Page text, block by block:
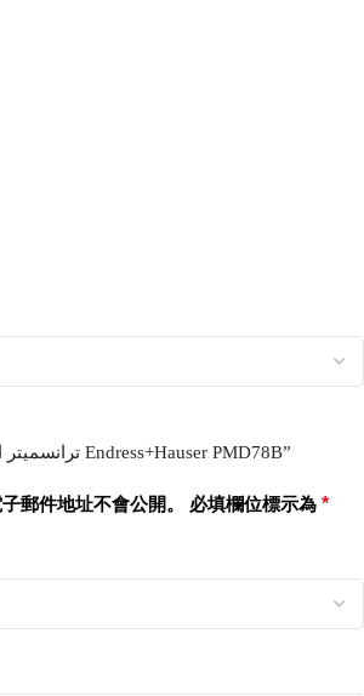
搶先評價 “ترانسمیتر اختلاف فشار Endress+Hauser PMD78B”
郵件地址不會公開。 必填欄位標示為 *